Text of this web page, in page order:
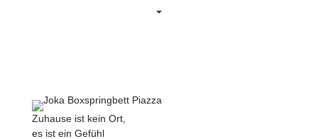
⏷
Zuhause ist kein Ort,
es ist ein Gefühl